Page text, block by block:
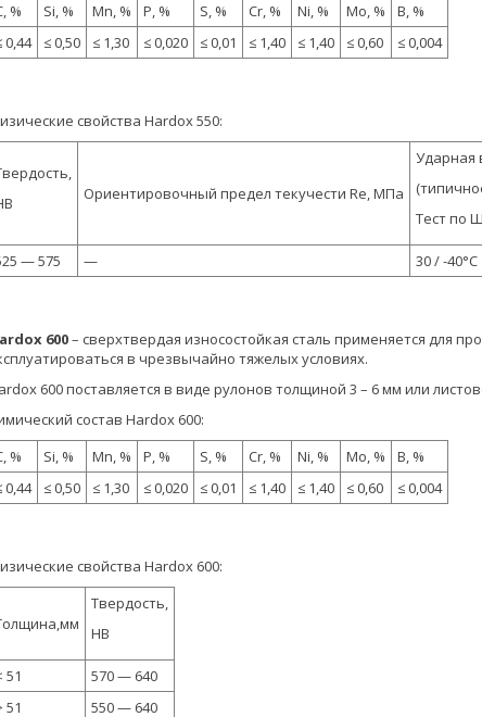
%
Si, % Mn, % P, % S, % Cr, % Ni, % Mo, %
B, %
0,44
≤ 0,50 ≤ 1,30 ≤ 0,020 ≤ 0,01 ≤ 1,40 ≤ 1,40 ≤ 0,60 ≤ 0,004
свойства Hardox 550:
Ориентировочный предел текучести Re, МПа
Ударная
Тест по
— 575 — 30 / -40°C
600– сверхтвердая износостойкая сталь применяется для
в чрезвычайно тяжелых условиях.
600 поставляется в виде рулонов толщиной 3 – 6 мм или
состав Hardox 600:
%
Si, % Mn, % P, % S, % Cr, % Ni, % Mo, %
B, %
0,44
≤ 0,50 ≤ 1,30 ≤ 0,020 ≤ 0,01 ≤ 1,40 ≤ 1,40 ≤ 0,60 ≤ 0,004
свойства Hardox 600:
Твердость,
HB
51
570 — 640
51
550 — 640